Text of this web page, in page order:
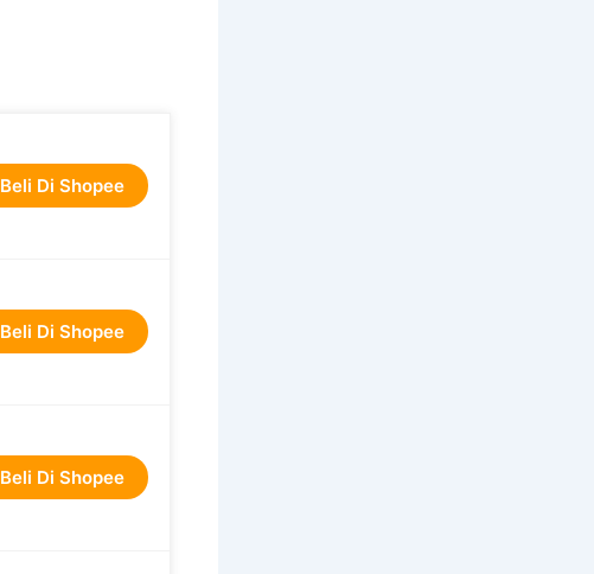
Beli Di Shopee
Beli Di Shopee
Beli Di Shopee